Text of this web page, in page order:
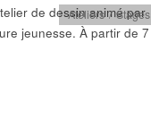
Ateliers / Stages
de dessin animé par
jeunesse. À partir de 7